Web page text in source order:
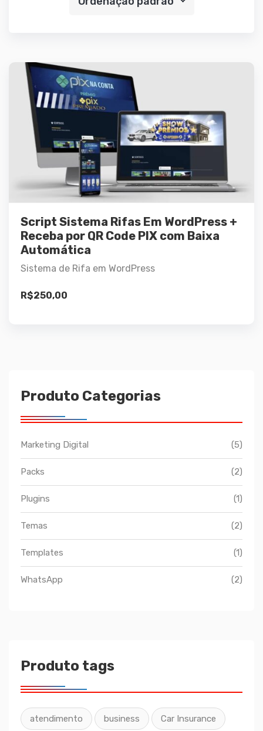
Produto Categorias
Marketing Digital (5)
Packs (2)
Plugins (1)
Temas (2)
Templates (1)
WhatsApp (2)
Produto tags
atendimento business Car Insurance
Script Sistema Rifas Em WordPress +
Receba por QR Code PIX com Baixa
Automática
Sistema de Rifa em WordPress
R$250,00
Detalhes
Leia mais